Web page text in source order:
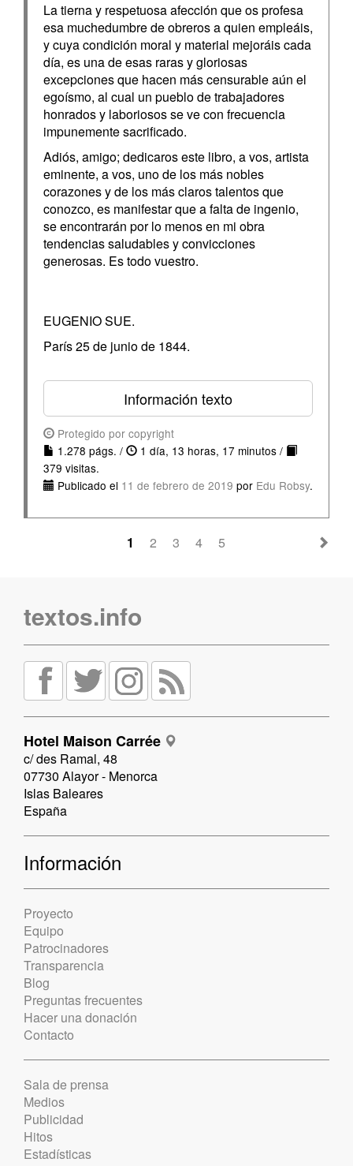
La tierna y respetuosa afección que os profesa
esa muchedumbre de obreros a quien empleáis,
y cuya condición moral y material mejoráis cada
día, es una de esas raras y gloriosas
excepciones que hacen más censurable aún el
egoísmo, al cual un pueblo de trabajadores
honrados y laboriosos se ve con frecuencia
impunemente sacrificado.
Adiós, amigo; dedicaros este libro, a vos, artista
eminente, a vos, uno de los más nobles
corazones y de los más claros talentos que
conozco, es manifestar que a falta de ingenio,
se encontrarán por lo menos en mi obra
tendencias saludables y convicciones
generosas. Es todo vuestro.
EUGENIO SUE.
París 25 de junio de 1844.
Información texto
Protegido por copyright
1.278 págs. /
1 día, 13 horas, 17 minutos /
379 visitas.
Publicado el 11 de febrero de 2019 por Edu Robsy.
1 2 3 4 5
textos.info
Hotel Maison Carrée
c/ des Ramal, 48
07730 Alayor - Menorca
Islas Baleares
España
Información
Proyecto
Equipo
Patrocinadores
Transparencia
Blog
Preguntas frecuentes
Hacer una donación
Contacto
Sala de prensa
Medios
Publicidad
Hitos
Estadísticas